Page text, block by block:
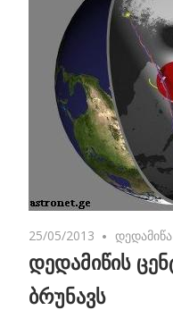
25/05/2013 No
დედამიწა
დედამიწის
ბრუნავს